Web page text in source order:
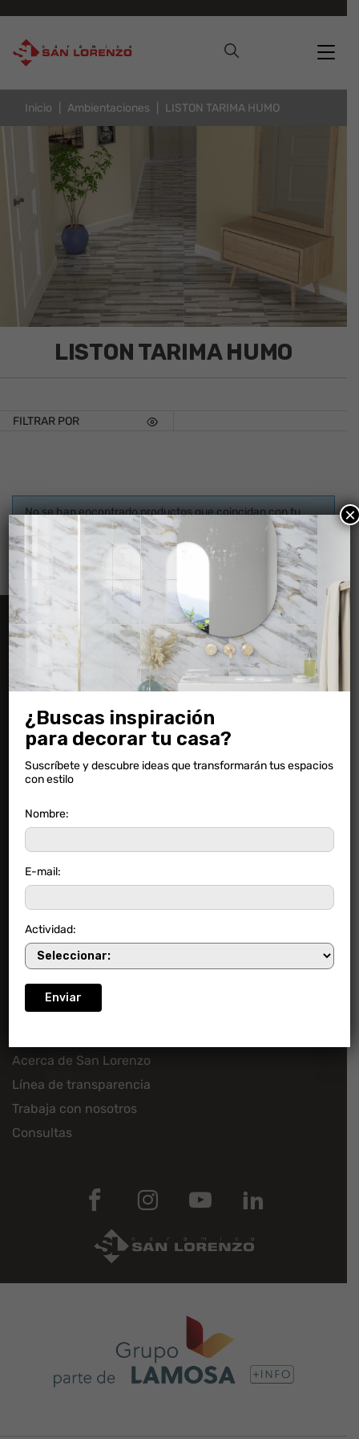
Inicio Ambientaciones LISTON TARIMA HUMO
LISTON TARIMA HUMO
FILTRAR POR
No se han encontrado productos que coincidan con tu
selección.
Información
Preguntas frecuentes
Ambientaciones
Contacto
Contacto
Empresa
Acerca de San Lorenzo
Línea de transparencia
Trabaja con nosotros
Consultas
¿Buscas inspiración
para decorar tu casa?
Suscríbete y descubre ideas que transformarán tus espacios
con estilo
Nombre:
E-mail:
Actividad:
×